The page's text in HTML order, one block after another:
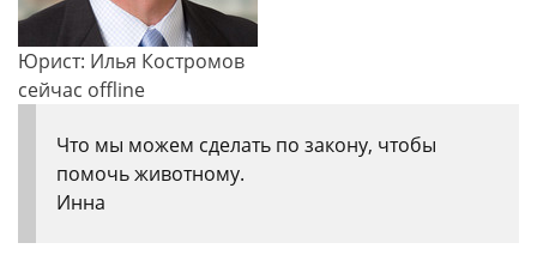
Юрист: Илья Костромов
сейчас offline
Что мы можем сделать по закону, чтобы
помочь животному.
Инна